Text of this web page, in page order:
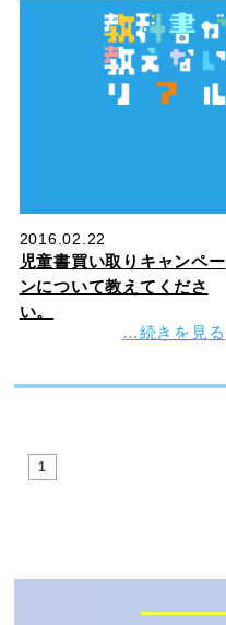
2016.02.22
児童書買い取りキャンペー
ンについて教えてくださ
い。
…続きを見る
1